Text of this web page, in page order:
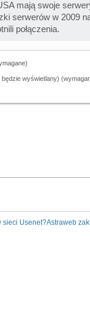
mają swoje
serwerów w 2009
połączenia.
będzie wyświetlany)
sieci Usenet?Astraweb